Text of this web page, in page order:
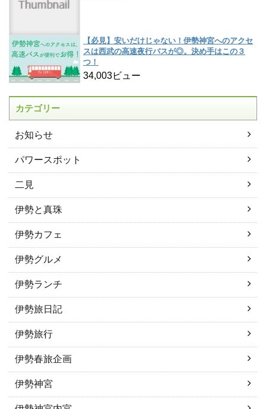
【必見】安いだけじゃない！伊勢神宮へのアクセ
スは西武の高速夜行バスが◎。決め手はこの３
つ！
34,003ビュー
カテゴリー
お知らせ
パワースポット
二見
伊勢と真珠
伊勢カフェ
伊勢グルメ
伊勢ランチ
伊勢旅日記
伊勢旅行
伊勢春旅企画
伊勢神宮